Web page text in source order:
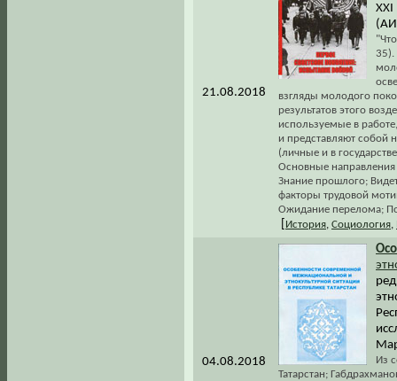
21.08.2018
35).
взгляды молодого
результатов этого
используемые в
и представляют собой
(личные и в
Основные направления
Знание прошлого;
факторы трудовой
Ожидание перелома;
История Социология
04.08.2018
Из
Татарстан;